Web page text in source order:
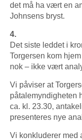
det må ha vært en
Johnsens bryst.
4.
Det siste leddet i
Torgersen kom
nok – ikke vært
Vi påviser at
påtalemyndigheten
ca. kl. 23.30,
presenteres nye
Vi konkluderer med